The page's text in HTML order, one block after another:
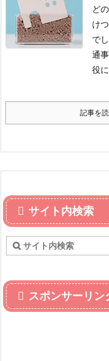
ど
け
で
通
役
記事を
サイト内検索
スポンサーリン